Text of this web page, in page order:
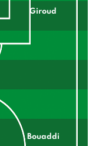
Giroud
Bouaddi